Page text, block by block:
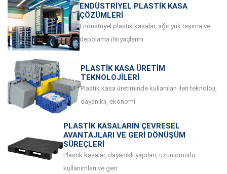
ENDÜSTRIYEL PLASTIK KASA
ÇÖZÜMLERI
Endüstriyel plastik kasalar, ağır yük taşıma ve
depolama ihtiyaçlarını
PLASTIK KASA ÜRETIM
TEKNOLOJILERI
Plastik kasa üretiminde kullanılan ileri teknoloji,
dayanıklı, ekonomi
PLASTIK KASALARIN ÇEVRESEL
AVANTAJLARI VE GERI DÖNÜŞÜM
SÜREÇLERI
Plastik kasalar, dayanıklı yapıları, uzun ömürlü
kullanımları ve geri